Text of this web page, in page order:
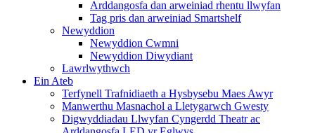
Arddangosfa dan arweiniad rhentu llwyfan
Tag pris dan arweiniad Smartshelf
Newyddion
Newyddion Cwmni
Newyddion Diwydiant
Lawrlwythwch
Ein Ateb
Terfynell Trafnidiaeth a Hysbysebu Maes Awyr
Manwerthu Masnachol a Lletygarwch Gwesty
Digwyddiadau Llwyfan Cyngerdd Theatr ac